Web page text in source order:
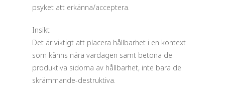
psyket att erkänna/acceptera.
Insikt
Det är viktigt att placera hållbarhet i en kontext
som känns nära vardagen samt betona de
produktiva sidorna av hållbarhet, inte bara de
skrämmande-destruktiva.